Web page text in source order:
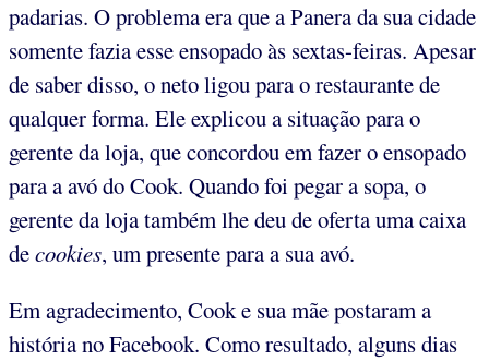
padarias. O problema era que a Panera da sua cidade
somente fazia esse ensopado às sextas-feiras. Apesar
de saber disso, o neto ligou para o restaurante de
qualquer forma. Ele explicou a situação para o
gerente da loja, que concordou em fazer o ensopado
para a avó do Cook. Quando foi pegar a sopa, o
gerente da loja também lhe deu de oferta uma caixa
decookies, um presente para a sua avó.
Em agradecimento, Cook e sua mãe postaram a
história no Facebook. Como resultado, alguns dias